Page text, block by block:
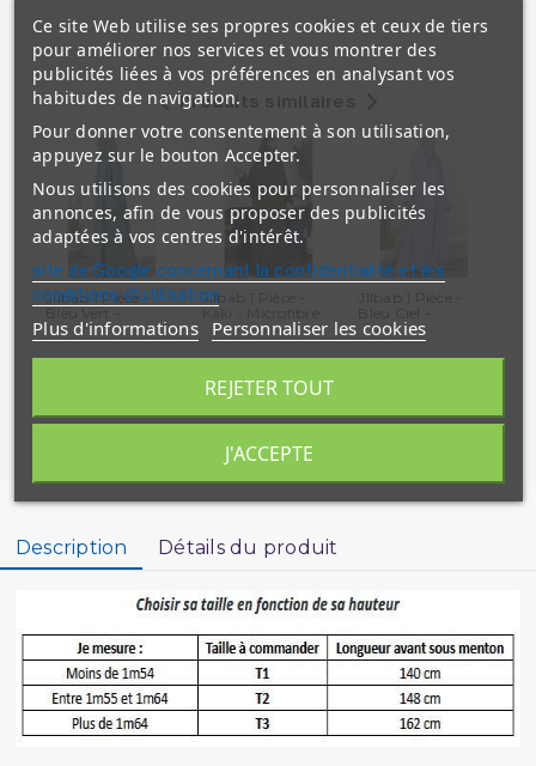
Produits similaires
JIlbab 1 Pièce -
JIlbab 1 Pièce -
Description Détails du produit
Ce site Web utilise ses propres cookies et ceux de tiers
pour améliorer nos services et vous montrer des
publicités liées à vos préférences en analysant vos
habitudes de navigation.
Pour donner votre consentement à son utilisation,
appuyez sur le bouton Accepter.
Nous utilisons des cookies pour personnaliser les
annonces, afin de vous proposer des publicités
adaptées à vos centres d'intérêt.
site de Google concernant la confidentialité et les
conditions d'utilisation
Plus d'informations Personnaliser les cookies
REJETER TOUT
J'ACCEPTE